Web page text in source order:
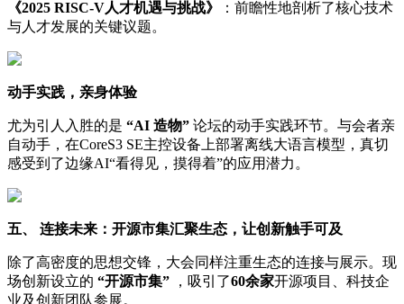
《2025 RISC-V人才机遇与挑战》
：前瞻性地剖析了核心技术
与人才发展的关键议题。
动手实践，亲身体验
尤为引人入胜的是 “AI 造物” 论坛的动手实践环节。与会者亲
自动手，在CoreS3 SE主控设备上部署离线大语言模型，真切
感受到了边缘AI“看得见，摸得着”的应用潜力。
五、 连接未来：开源市集汇聚生态，让创新触手可及
除了高密度的思想交锋，大会同样注重生态的连接与展示。现
场创新设立的 “开源市集” ，吸引了60余家开源项目、科技企
业及创新团队参展。